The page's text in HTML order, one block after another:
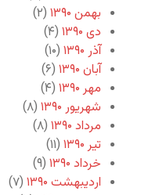
بهمن ۱۳۹۰
(۲)
دی ۱۳۹۰
(۴)
آذر ۱۳۹۰
(۱۰)
آبان ۱۳۹۰
(۶)
مهر ۱۳۹۰
(۴)
شهریور ۱۳۹۰
(۸)
مرداد ۱۳۹۰
(۸)
تیر ۱۳۹۰
(۱۱)
خرداد ۱۳۹۰
(۹)
اردیبهشت ۱۳۹۰
(۷)